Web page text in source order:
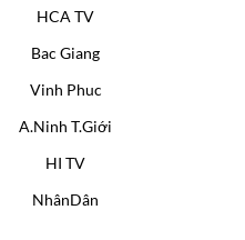
HCA TV
Bac Giang
Vinh Phuc
A.Ninh T.Giới
HI TV
NhânDân